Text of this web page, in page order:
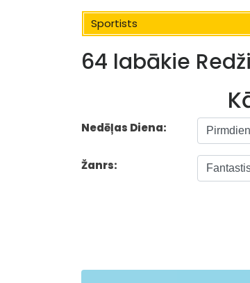
Sportists
64 labākie
Nedēļas Diena:
Žanrs: